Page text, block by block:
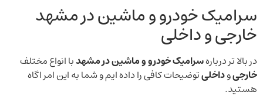
سرامیک خودرو و ماشین در مشهد
خارجی و داخلی
در بالا تر دربارهسرامیک خودرو و ماشین در مشهدبا انواع مختلف
خارجیوداخلیتوضیحات کافی را داده ایم و شما به این امر اگاه
هستید.